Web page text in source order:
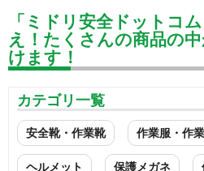
「ミドリ安全ドットコ
え！たくさんの商品の
けます！
カテゴリ一覧
安全靴・作業靴 作業服・作
ヘルメット 保護メガネ